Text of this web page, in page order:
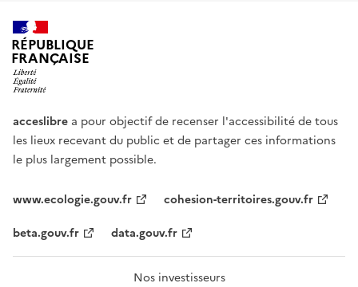
RÉPUBLIQUE
FRANÇAISE
acceslibre a pour objectif de recenser l'accessibilité de tous
les lieux recevant du public et de partager ces informations
le plus largement possible.
www.ecologie.gouv.fr
cohesion-territoires.gouv.fr
beta.gouv.fr
data.gouv.fr
Nos investisseurs